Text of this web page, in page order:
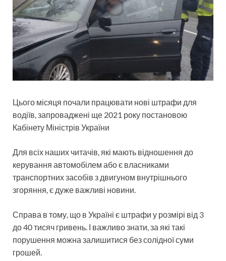
Цього місяця почали працювати нові штрафи для
водіїв, запроваджені ще 2021 року постановою
Кабінету Міністрів України
Для всіх наших читачів, які мають відношення до
керування автомобілем або є власниками
транспортних засобів з двигуном внутрішнього
згоряння, є дуже важливі новини.
Справа в тому, що в Україні є штрафи у розмірі від 3
до 40 тисяч гривень. І важливо знати, за які такі
порушення можна залишитися без солідної суми
грошей.